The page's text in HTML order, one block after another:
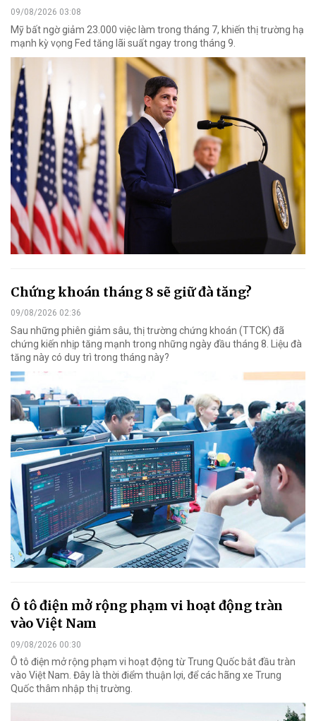
09/08/2026 03:08
Mỹ bất ngờ giảm 23.000 việc làm trong tháng 7, khiến thị trường hạ
mạnh kỳ vọng Fed tăng lãi suất ngay trong tháng 9.
Chứng khoán tháng 8 sẽ giữ đà tăng?
09/08/2026 02:36
Sau những phiên giảm sâu, thị trường chứng khoán (TTCK) đã
chứng kiến nhịp tăng mạnh trong những ngày đầu tháng 8. Liệu đà
tăng này có duy trì trong tháng này?
Ô tô điện mở rộng phạm vi hoạt động tràn
vào Việt Nam
09/08/2026 00:30
Ô tô điện mở rộng phạm vi hoạt động từ Trung Quốc bắt đầu tràn
vào Việt Nam. Đây là thời điểm thuận lợi, để các hãng xe Trung
Quốc thâm nhập thị trường.